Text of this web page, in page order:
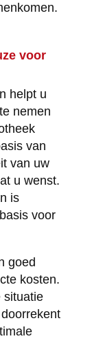
voor
helpt u
nemen
van
van uw
u wenst.
is
voor
goed
kosten.
situatie